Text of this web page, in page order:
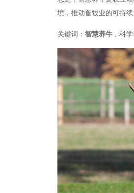
境，推动畜牧业的可持
关键词： 智慧养牛 ，科